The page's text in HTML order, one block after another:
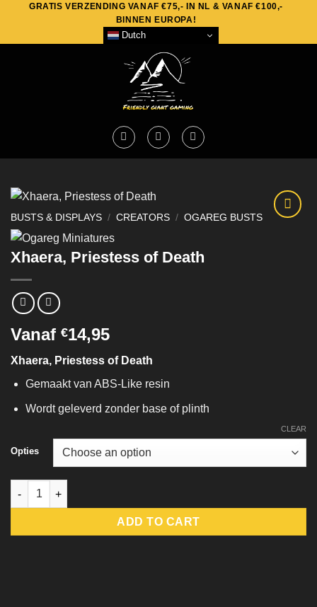
content
GRATIS VERZENDING VANAF €75,- IN NL & VANAF €100,-
BINNEN EUROPA!
Dutch
BUSTS & DISPLAYS / CREATORS / OGAREG BUSTS
Xhaera, Priestess of Death
Vanaf €14,95
Xhaera, Priestess of Death
Gemaakt van ABS-Like resin
Wordt geleverd zonder base of plinth
Opties
CLEAR
Xhaera, Priestess of Death quantity
ADD TO CART